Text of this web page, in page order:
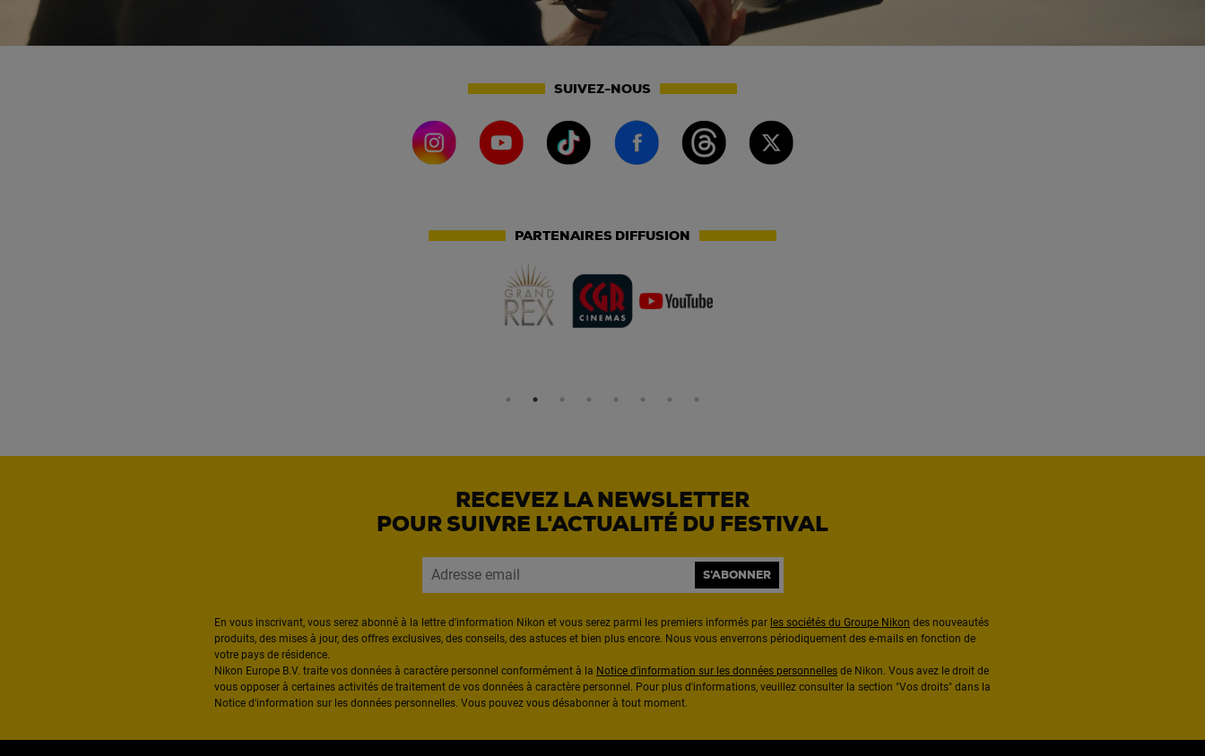
SUIVEZ-NOUS
PARTENAIRES DIFFUSION
RECEVEZ LA NEWSLETTER
POUR SUIVRE L'ACTUALITÉ DU FESTIVAL
S'ABONNER
En vous inscrivant, vous serez abonné à la lettre d'information Nikon et vous serez parmi les premiers informés par les sociétés du Groupe Nikon des nouveautés
produits, des mises à jour, des offres exclusives, des conseils, des astuces et bien plus encore. Nous vous enverrons périodiquement des e-mails en fonction de
votre pays de résidence.
Nikon Europe B.V. traite vos données à caractère personnel conformément à la Notice d'information sur les données personnelles de Nikon. Vous avez le droit de
vous opposer à certaines activités de traitement de vos données à caractère personnel. Pour plus d'informations, veuillez consulter la section "Vos droits" dans la
Notice d'information sur les données personnelles. Vous pouvez vous désabonner à tout moment.